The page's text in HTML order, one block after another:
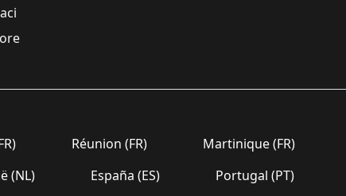
Réunion (FR) Martinique (FR)
(NL)
España (ES) Portugal (PT)